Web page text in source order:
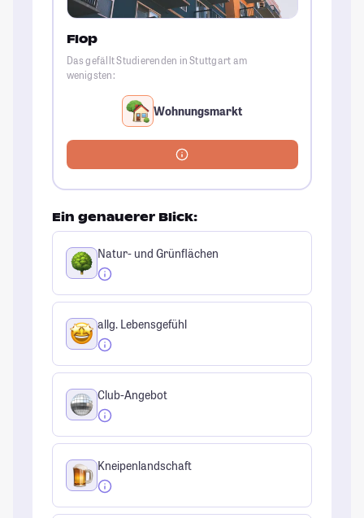
Flop
Das gefällt Studierenden in Stuttgart am
wenigsten:
Wohnungsmarkt
Ein genauerer Blick:
Natur- und Grünflächen
allg. Lebensgefühl
Club-Angebot
Kneipenlandschaft